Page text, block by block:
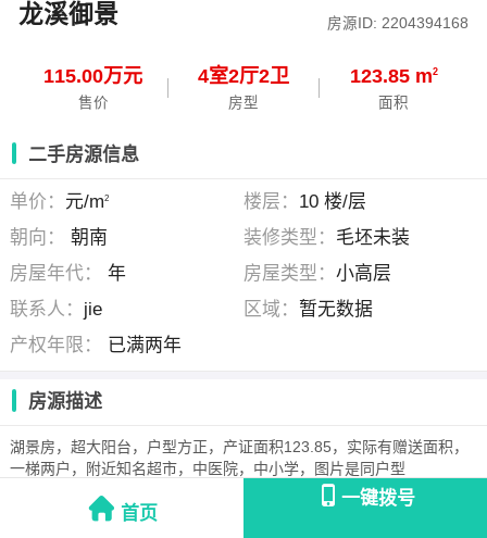
龙溪御景 房源ID: 2204394168
115.00万元
售价
4室2厅2卫
房型
123.85 m2
面积
首页
一键拨号
二手房源信息
单价： 元/m2 楼层： 10 楼/层
朝向：
朝南 装修类型： 毛坯未装
房屋年代：
年 房屋类型： 小高层
联系人： jie 区域： 暂无数据
产权年限：
已满两年
房源描述
湖景房，超大阳台，户型方正，产证面积123.85，实际有赠送面积，
一梯两户，附近知名超市，中医院，中小学，图片是同户型